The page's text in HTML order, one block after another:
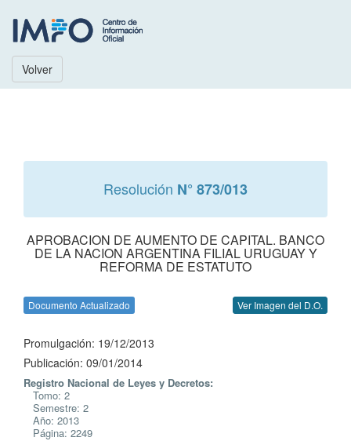
Volver
Resolución N° 873/013
APROBACION DE AUMENTO DE CAPITAL. BANCO
DE LA NACION ARGENTINA FILIAL URUGUAY Y
REFORMA DE ESTATUTO
Documento Actualizado Ver Imagen del D.O.
Promulgación: 19/12/2013
Publicación: 09/01/2014
Registro Nacional de Leyes y Decretos:
Tomo: 2
Semestre: 2
Año: 2013
Página: 2249